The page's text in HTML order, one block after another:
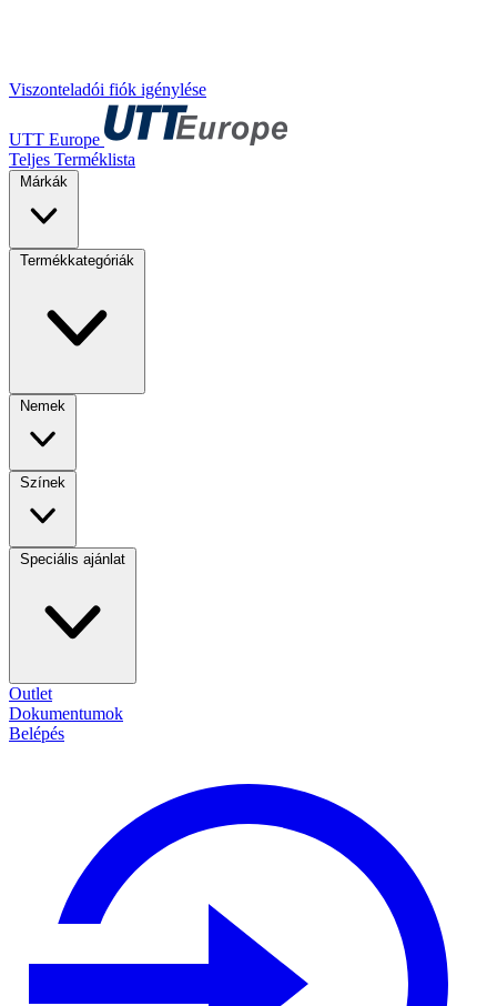
Viszonteladói fiók igénylése
UTT Europe
Teljes Terméklista
Márkák
Termékkategóriák
Nemek
Színek
Speciális ajánlat
Outlet
Dokumentumok
Belépés